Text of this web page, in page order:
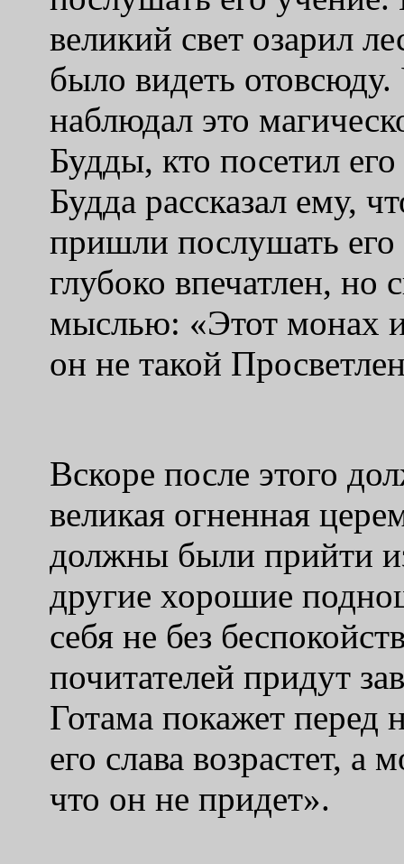
великий свет озарил
было видеть
наблюдал это
Будды, кто посетил
Будда рассказал ему,
пришли послушать
глубоко впечатлен, но
мыслью: «Этот монах
он не такой
Вскоре после этого
великая огненная
должны были прийти
другие хорошие
себя не без
почитателей придут
Готама покажет перед
его слава возрастет,
что он не придет».